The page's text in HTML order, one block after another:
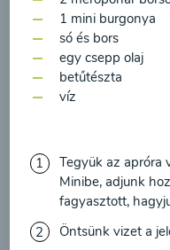
1 mini burgonya
só és bors
egy csepp olaj
betűtészta
víz
Tegyük az apróra
Minibe, adjunk
fagyasztott,
Öntsünk vizet a
megerősítem, hogy
irányelveketés